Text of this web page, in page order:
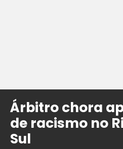
Árbitro chora
de racismo no
Sul